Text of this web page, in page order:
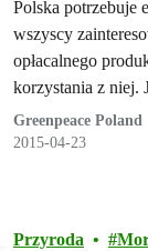
Polska potrzebuje
wszyscy
opłacalnego
korzystania z niej.
bezpieczeństwa
konkurencyjności
Greenpeace Poland
2015-04-23
Przyroda